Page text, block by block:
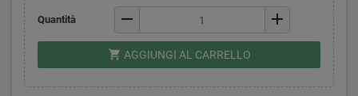
Quantità remove add
shopping_cart AGGIUNGI AL CARRELLO